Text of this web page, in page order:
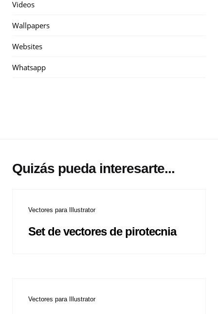
Videos
Wallpapers
Websites
Whatsapp
Quizás pueda interesarte...
Vectores para Illustrator
Set de vectores de pirotecnia
Vectores para Illustrator